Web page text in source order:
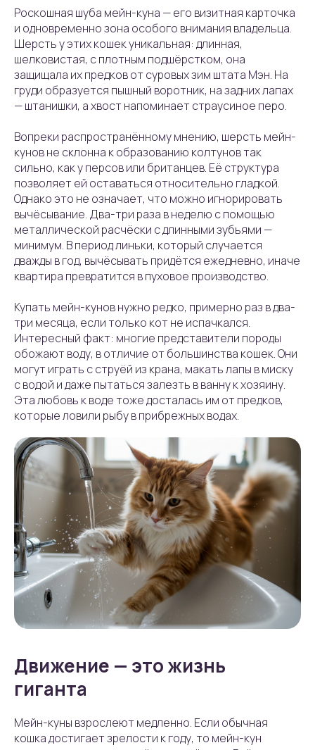
Роскошная шуба мейн-куна — его визитная карточка
и одновременно зона особого внимания владельца.
Шерсть у этих кошек уникальная: длинная,
шелковистая, с плотным подшёрстком, она
защищала их предков от суровых зим штата Мэн. На
груди образуется пышный воротник, на задних лапах
— штанишки, а хвост напоминает страусиное перо.
Вопреки распространённому мнению, шерсть мейн-
кунов не склонна к образованию колтунов так
сильно, как у персов или британцев. Её структура
позволяет ей оставаться относительно гладкой.
Однако это не означает, что можно игнорировать
вычёсывание. Два-три раза в неделю с помощью
металлической расчёски с длинными зубьями —
минимум. В период линьки, который случается
дважды в год, вычёсывать придётся ежедневно, иначе
квартира превратится в пуховое производство.
Купать мейн-кунов нужно редко, примерно раз в два-
три месяца, если только кот не испачкался.
Интересный факт: многие представители породы
обожают воду, в отличие от большинства кошек. Они
могут играть с струёй из крана, макать лапы в миску
с водой и даже пытаться залезть в ванну к хозяину.
Эта любовь к воде тоже досталась им от предков,
которые ловили рыбу в прибрежных водах.
Движение — это жизнь
гиганта
Мейн-куны взрослеют медленно. Если обычная
кошка достигает зрелости к году, то мейн-кун